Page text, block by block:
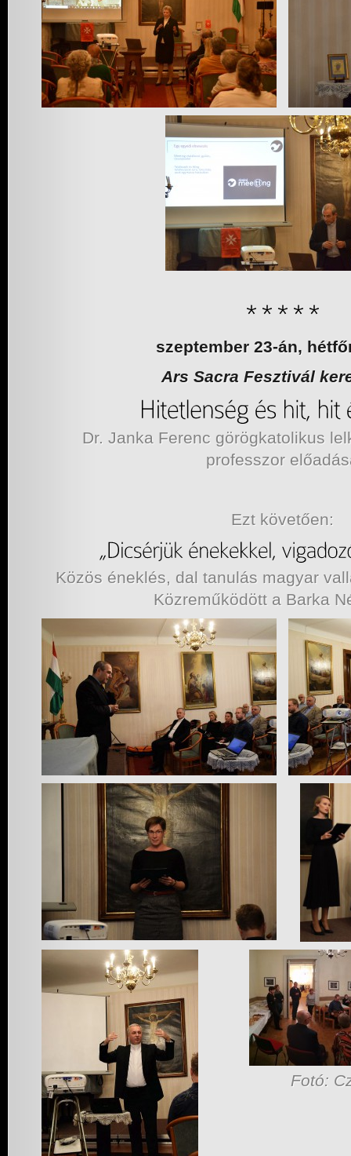
szeptember 23-án,
Ars Sacra Fesztivál
Dr. Janka Ferenc görögkatolikus
professzor
Ezt követően:
Közös éneklés, dal tanulás magyar
Közreműködött a Barka
Fotó: